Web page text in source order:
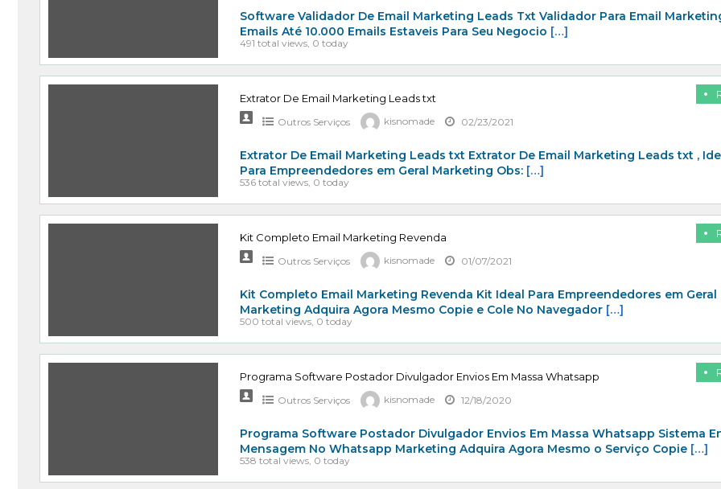
Software Validador De Email Marketing Leads Txt Validador Para Email
Emails Até 10.000 Emails Estaveis Para Seu Negocio […]
491 total views, 0 today
Extrator De Email Marketing Leads txt
Outros Serviços kisnomade 02/23/2021
Extrator De Email Marketing Leads txt Extrator De Email Marketing Leads txt ,
Para Empreendedores em Geral Marketing Obs: […]
536 total views, 0 today
Kit Completo Email Marketing Revenda
Outros Serviços kisnomade 01/07/2021
Kit Completo Email Marketing Revenda Kit Ideal Para Empreendedores em Geral
Marketing Adquira Agora Mesmo Copie e Cole No Navegador […]
500 total views, 0 today
Programa Software Postador Divulgador Envios Em Massa Whatsapp
Outros Serviços kisnomade 12/18/2020
Programa Software Postador Divulgador Envios Em Massa Whatsapp Sistema
Mensagem No Whatsapp Marketing Adquira Agora Mesmo o Serviço Copie […]
538 total views, 0 today